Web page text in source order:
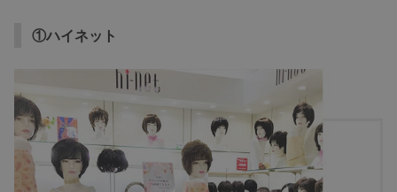
①ハイネット